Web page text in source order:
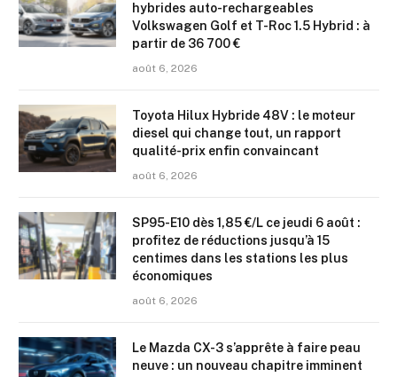
hybrides auto-rechargeables
Volkswagen Golf et T-Roc 1.5 Hybrid : à
partir de 36 700 €
août 6, 2026
Toyota Hilux Hybride 48V : le moteur
diesel qui change tout, un rapport
qualité-prix enfin convaincant
août 6, 2026
SP95-E10 dès 1,85 €/L ce jeudi 6 août :
profitez de réductions jusqu’à 15
centimes dans les stations les plus
économiques
août 6, 2026
Le Mazda CX-3 s’apprête à faire peau
neuve : un nouveau chapitre imminent